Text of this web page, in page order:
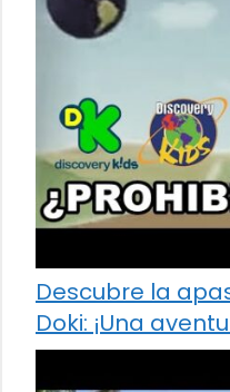
Descubre la
Doki: ¡Una